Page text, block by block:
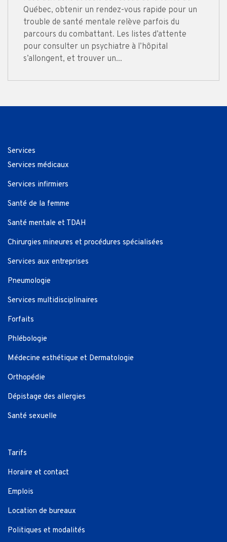
Québec, obtenir un rendez-vous rapide pour un
trouble de santé mentale relève parfois du
parcours du combattant. Les listes d’attente
pour consulter un psychiatre à l’hôpital
s’allongent, et trouver un...
Services
Services médicaux
Services infirmiers
Santé de la femme
Santé mentale et TDAH
Chirurgies mineures et procédures spécialisées
Services aux entreprises
Pneumologie
Services multidisciplinaires
Forfaits
Phlébologie
Médecine esthétique et Dermatologie
Orthopédie
Dépistage des allergies
Santé sexuelle
Tarifs
Horaire et contact
Emplois
Location de bureaux
Politiques et modalités